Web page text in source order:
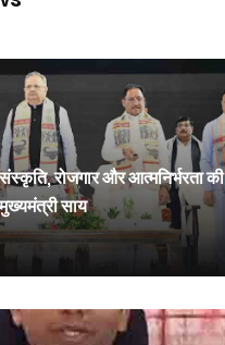
रोजगार और आत्मनिर्भरता की
साय